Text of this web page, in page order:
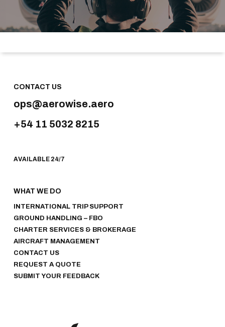
CONTACT US
ops@aerowise.aero
+54 11 5032 8215
AVAILABLE 24/7
WHAT WE DO
INTERNATIONAL TRIP SUPPORT
GROUND HANDLING – FBO
CHARTER SERVICES & BROKERAGE
AIRCRAFT MANAGEMENT
CONTACT US
REQUEST A QUOTE
SUBMIT YOUR FEEDBACK